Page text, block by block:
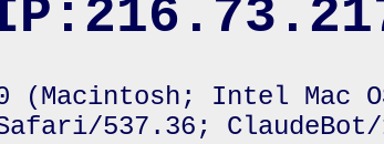
Intel Mac
537.36;